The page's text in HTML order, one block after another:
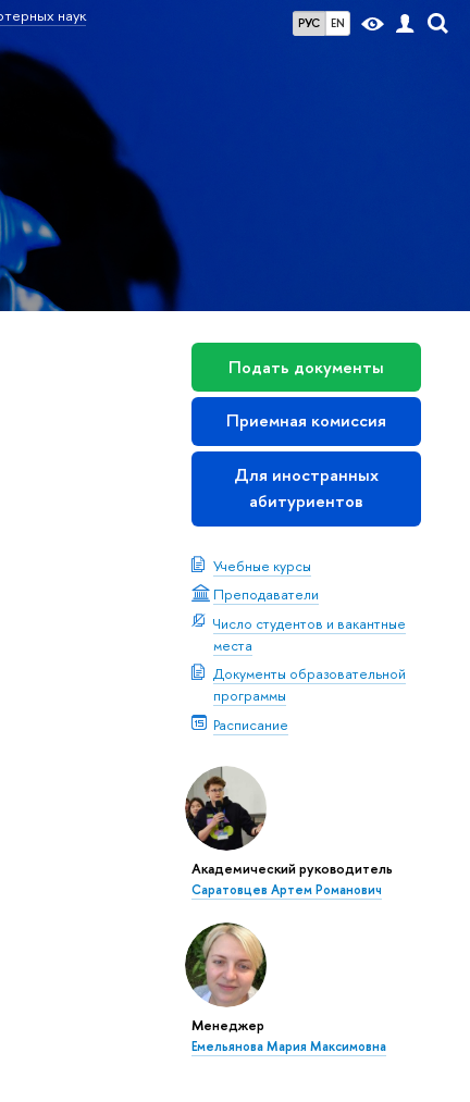
РУС EN
наук
Подать документы
Приемная комиссия
Для иностранных
абитуриентов
Учебные курсы
Преподаватели
Число студентов и вакантные
места
Документы образовательной
программы
Расписание
Академический руководитель
Саратовцев Артем Романович
Менеджер
Емельянова Мария Максимовна